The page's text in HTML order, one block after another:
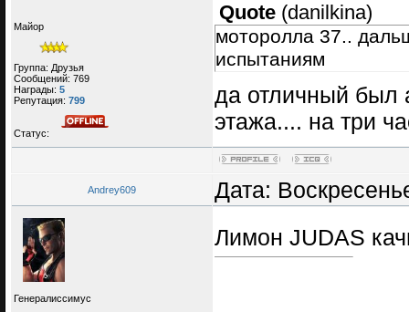
Майор
Группа: Друзья
Сообщений: 769
Награды: 5
Репутация: 799
Статус:
Quote (danilkina)
моторолла 37..
испытаниям
да отличный был
этажа.... на три
Andrey609 Дата:
Генералиссимус
Лимон JUDAS